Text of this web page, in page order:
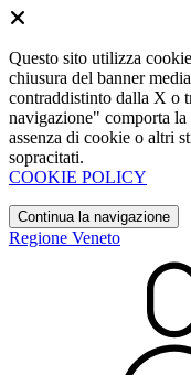
Questo sito utilizza
chiusura del banner
contraddistinto dalla X o
navigazione" comporta
assenza di cookie o altri
sopracitati.
COOKIE POLICY
Continua la navigazione
Regione Veneto